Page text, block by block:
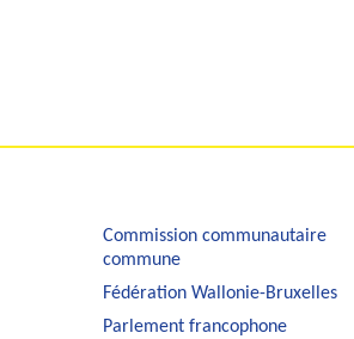
Commission communautaire
commune
Fédération Wallonie-Bruxelles
Parlement francophone